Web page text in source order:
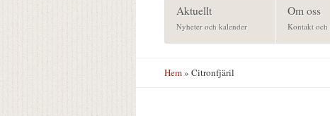
Aktuellt
Nyheter och kalender
Om oss
Kontakt och
Hem» Citronfjäril